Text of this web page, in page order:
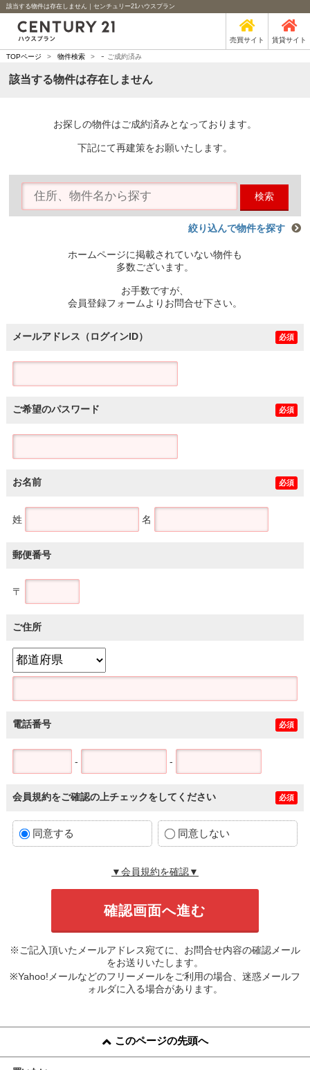
該当する物件は存在しません｜センチュリー21ハウスプラン
売買サイト 賃貸サイト
TOPページ > 物件検索 > - ご成約済み
該当する物件は存在しません
お探しの物件はご成約済みとなっております。
下記にて再建策をお願いたします。
検索
絞り込んで物件を探す
ホームページに掲載されていない物件も
多数ございます。
お手数ですが、
会員登録フォームよりお問合せ下さい。
メールアドレス（ログインID） 必須
ご希望のパスワード 必須
お名前 必須
姓 名
郵便番号
〒
ご住所
電話番号 必須
- -
会員規約をご確認の上チェックをしてください 必須
同意する 同意しない
▼会員規約を確認▼
※ご記入頂いたメールアドレス宛てに、お問合せ内容の確認メール
をお送りいたします。
※Yahoo!メールなどのフリーメールをご利用の場合、迷惑メールフ
ォルダに入る場合があります。
このページの先頭へ